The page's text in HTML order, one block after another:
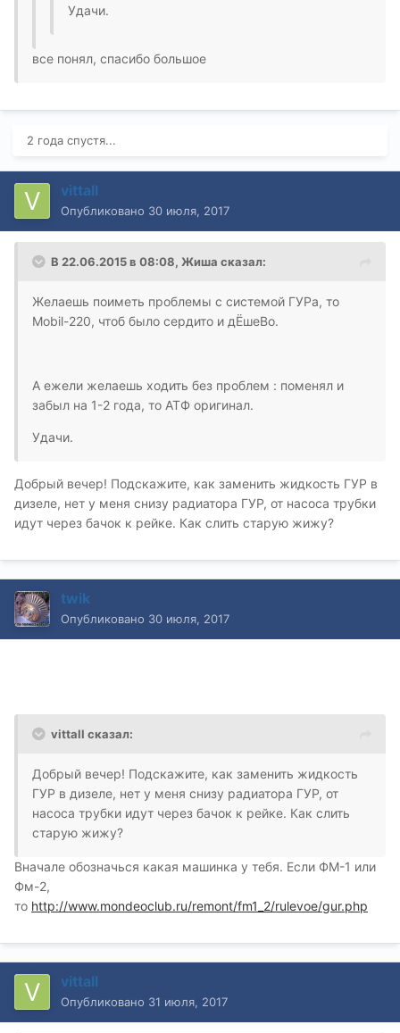
Удачи.
все понял, спасибо большое
2 года спустя...
vittall
Опубликовано 30 июля, 2017
В 22.06.2015 в 08:08, Жиша сказал:
Желаешь поиметь проблемы с системой ГУРа, то
Mobil-220, чтоб было сердито и дЁшеВо.
А ежели желаешь ходить без проблем : поменял и
забыл на 1-2 года, то АТФ оригинал.
Удачи.
Добрый вечер! Подскажите, как заменить жидкость ГУР в
дизеле, нет у меня снизу радиатора ГУР, от насоса трубки
идут через бачок к рейке. Как слить старую жижу?
twik
Опубликовано 30 июля, 2017
vittall сказал:
Добрый вечер! Подскажите, как заменить жидкость
ГУР в дизеле, нет у меня снизу радиатора ГУР, от
насоса трубки идут через бачок к рейке. Как слить
старую жижу?
Вначале обозначься какая машинка у тебя. Если ФМ-1 или
Фм-2,
то http://www.mondeoclub.ru/remont/fm1_2/rulevoe/gur.php
vittall
Опубликовано 31 июля, 2017